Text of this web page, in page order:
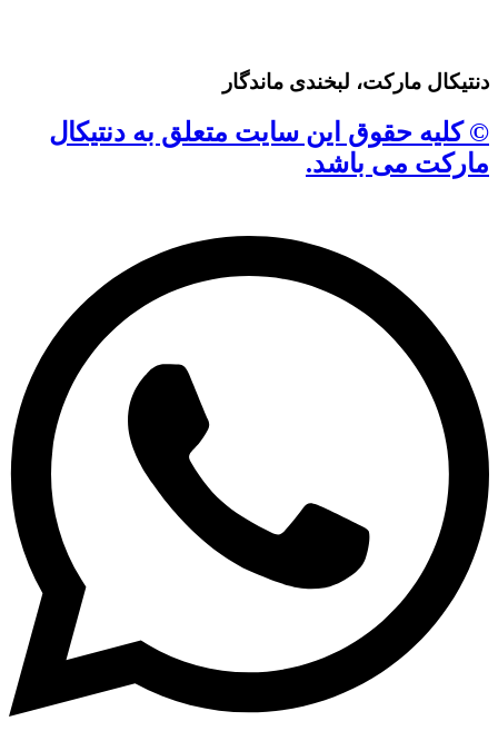
دنتیکال مارکت، لبخندی ماندگار
© کلیه حقوق این سایت متعلق به دنتیکال
مارکت می باشد.